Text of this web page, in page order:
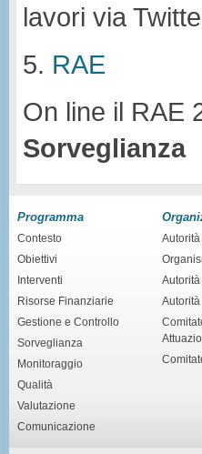
lavori via
5. RAE
On line il RAE
Sorveglianza
Programma
Contesto
Obiettivi
Interventi
Risorse Finanziarie
Gestione e Controllo
Sorveglianza
Monitoraggio
Qualità
Valutazione
Comunicazione